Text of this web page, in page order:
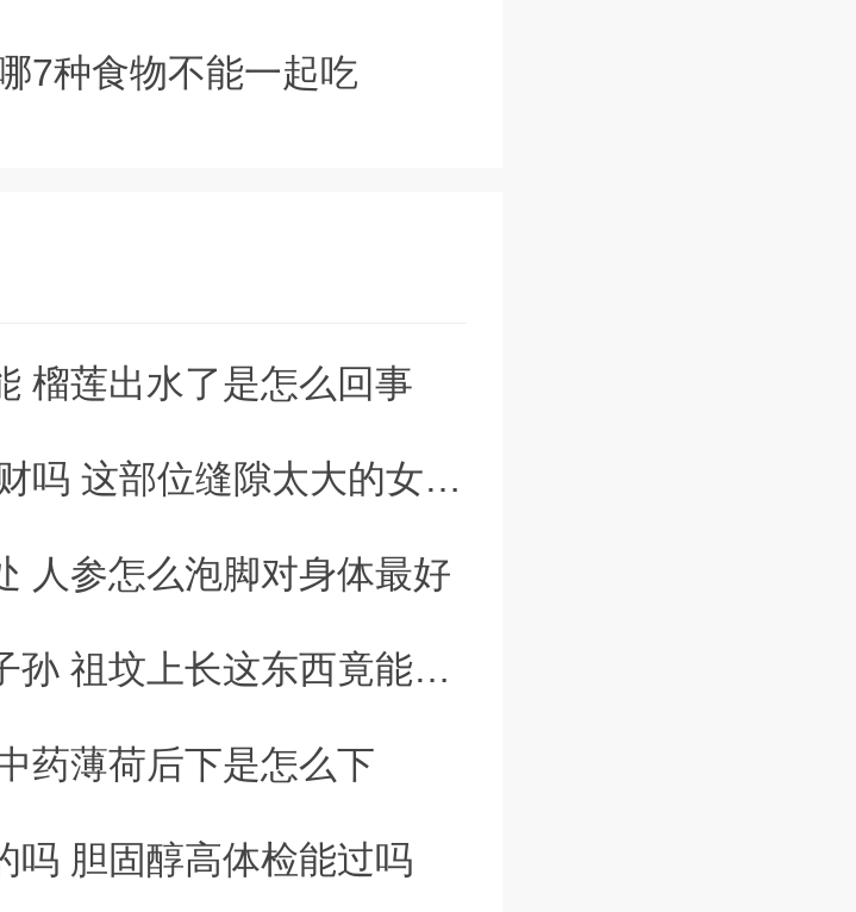
2024-07-04
7种食物不能一起吃
榴莲出水了是怎么回事
2023-04-10
部位缝隙太大的女人易漏财
2023-04-07
人参怎么泡脚对身体最好
2023-09-30
祖坟上长这东西竟能旺儿孙
2023-04-08
药薄荷后下是怎么下
2023-06-15
吗 胆固醇高体检能过吗